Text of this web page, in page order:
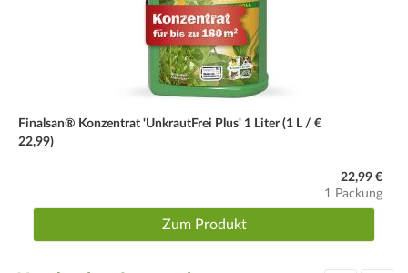
Finalsan® Konzentrat 'UnkrautFrei Plus' 1 Liter (1 L / €
22,99)
22,99 €
1 Packung
Zum Produkt